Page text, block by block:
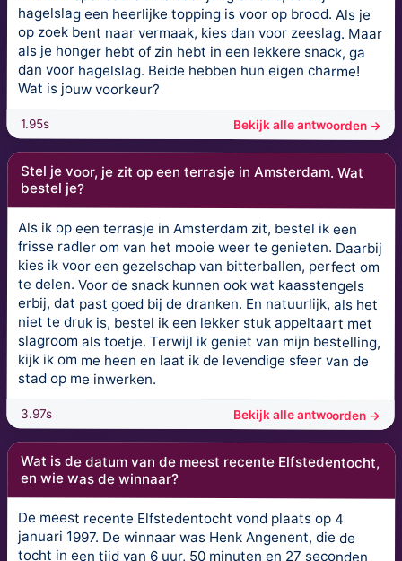
hagelslag een heerlijke topping is voor op brood. Als je
op zoek bent naar vermaak, kies dan voor zeeslag. Maar
als je honger hebt of zin hebt in een lekkere snack, ga
dan voor hagelslag. Beide hebben hun eigen charme!
Wat is jouw voorkeur?
1.95s Bekijk alle antwoorden →
Stel je voor, je zit op een terrasje in Amsterdam. Wat
bestel je?
Als ik op een terrasje in Amsterdam zit, bestel ik een
frisse radler om van het mooie weer te genieten. Daarbij
kies ik voor een gezelschap van bitterballen, perfect om
te delen. Voor de snack kunnen ook wat kaasstengels
erbij, dat past goed bij de dranken. En natuurlijk, als het
niet te druk is, bestel ik een lekker stuk appeltaart met
slagroom als toetje. Terwijl ik geniet van mijn bestelling,
kijk ik om me heen en laat ik de levendige sfeer van de
stad op me inwerken.
3.97s Bekijk alle antwoorden →
Wat is de datum van de meest recente Elfstedentocht,
en wie was de winnaar?
De meest recente Elfstedentocht vond plaats op 4
januari 1997. De winnaar was Henk Angenent, die de
tocht in een tijd van 6 uur, 50 minuten en 27 seconden